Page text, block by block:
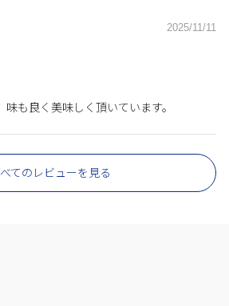
2025/11/11
も良く美味しく頂いています。
てのレビューを見る